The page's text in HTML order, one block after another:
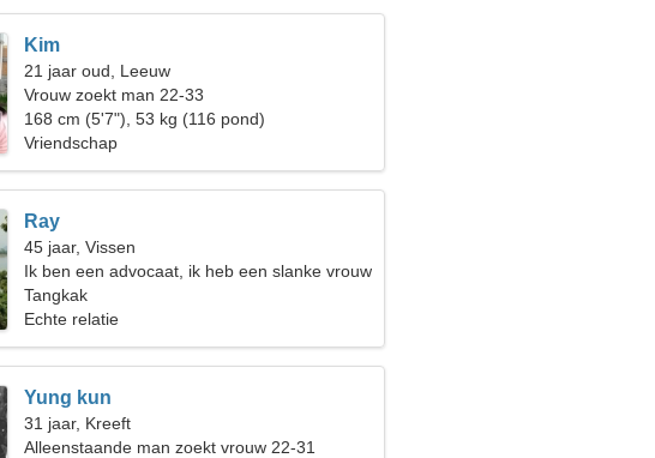
Kim
21 jaar oud, Leeuw
Vrouw zoekt man 22-33
168 cm (5'7"), 53 kg (116 pond)
Vriendschap
Ray
45 jaar, Vissen
Ik ben een advocaat, ik heb een slanke vrouw
nodig
Tangkak
Echte relatie
Yung kun
31 jaar, Kreeft
Alleenstaande man zoekt vrouw 22-31